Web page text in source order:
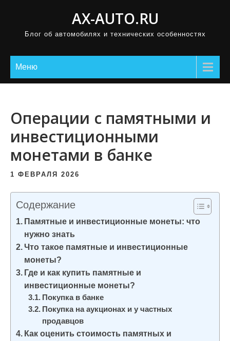
AX-AUTO.RU
Блог об автомобилях и технических особенностях
Меню
Операции с памятными и
инвестиционными
монетами в банке
1 ФЕВРАЛЯ 2026
Содержание
Памятные и инвестиционные монеты: что
нужно знать
Что такое памятные и инвестиционные
монеты?
Где и как купить памятные и
инвестиционные монеты?
Покупка в банке
Покупка на аукционах и у частных
продавцов
Как оценить стоимость памятных и